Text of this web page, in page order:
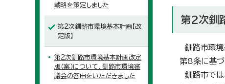
第2次釧
釧路市環境
第8条に基づ
釧路市では
戦略を策定しました
第2次釧路市環境基本計画【改
定版】
第2次釧路市環境基本計画改定
版（案）について、釧路市環境審
議会の答申をいただきました